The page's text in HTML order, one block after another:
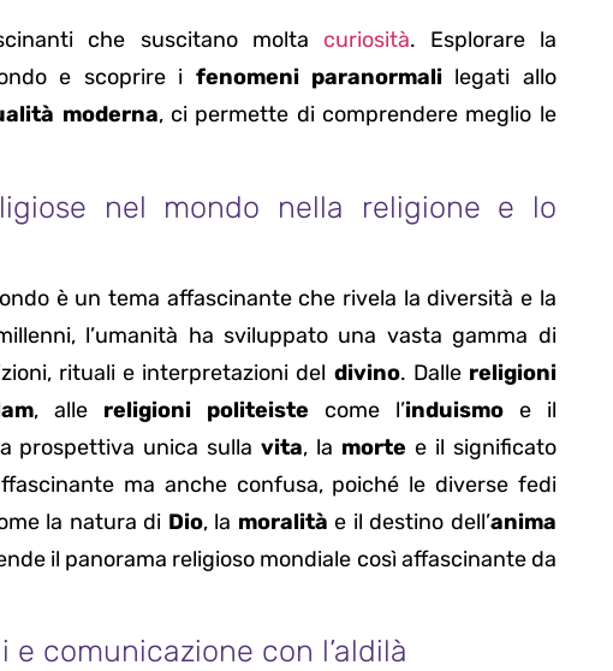
che suscitano molta curiosità. Esplorare la
e scoprire i fenomeni paranormali legati allo
moderna, ci permette di comprendere meglio le
nel mondo nella religione e lo
è un tema affascinante che rivela la diversità e la
l’umanità ha sviluppato una vasta gamma di
rituali e interpretazioni del divino. Dalle religioni
, alle religioni politeiste come l’induismoe il
prospettiva unica sullavita, la morte e il significato
ma anche confusa, poiché le diverse fedi
la natura di Dio, la moralità e il destino dell’anima
il panorama religioso mondiale così affascinante da
comunicazione con l’aldilà